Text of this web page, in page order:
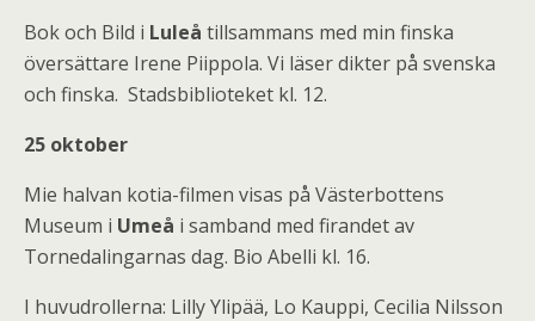
Bok och Bild i Luleå tillsammans med min finska
översättare Irene Piippola. Vi läser dikter på svenska
och finska. Stadsbiblioteket kl. 12.
25 oktober
Mie halvan kotia-filmen visas på Västerbottens
Museum i Umeå i samband med firandet av
Tornedalingarnas dag. Bio Abelli kl. 16.
I huvudrollerna: Lilly Ylipää, Lo Kauppi, Cecilia Nilsson